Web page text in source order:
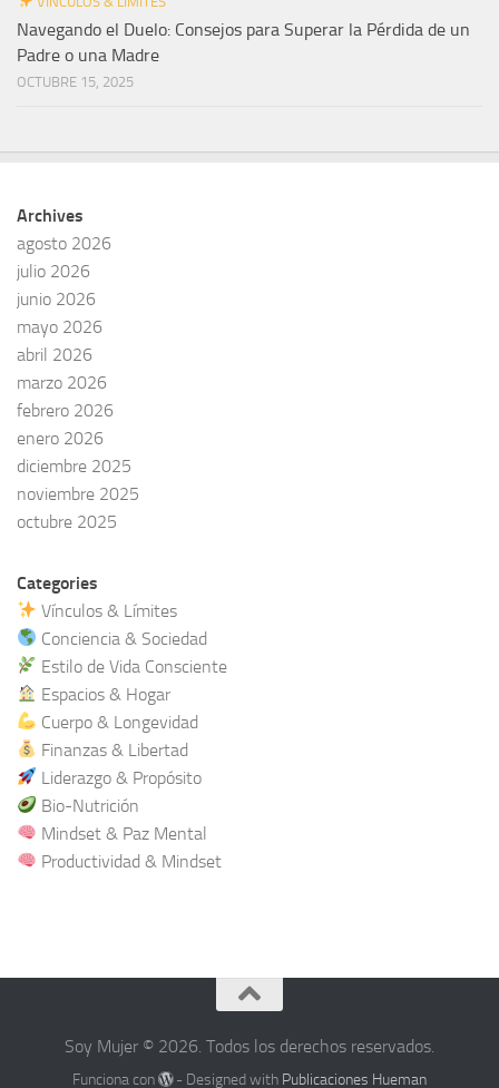
Navegando el Duelo: Consejos para Superar la Pérdida de un
Padre o una Madre
OCTUBRE 15, 2025
Archives
agosto 2026
julio 2026
junio 2026
mayo 2026
abril 2026
marzo 2026
febrero 2026
enero 2026
diciembre 2025
noviembre 2025
octubre 2025
Categories
Vínculos & Límites
Conciencia & Sociedad
Estilo de Vida Consciente
Espacios & Hogar
Cuerpo & Longevidad
Finanzas & Libertad
Liderazgo & Propósito
Bio-Nutrición
Mindset & Paz Mental
Productividad & Mindset
Soy Mujer © 2026. Todos los derechos reservados.
Funciona con - Designed with Publicaciones Hueman